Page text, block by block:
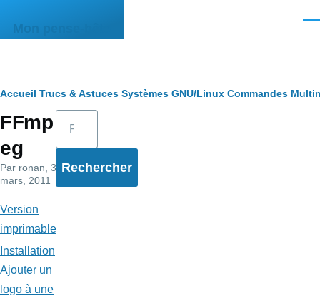
Mon pense-bête
Fil
d'Ariane
Accueil Trucs & Astuces Systèmes GNU/Linux Commandes
FFmp
eg
Par ronan , 31
mars, 2011
Version
imprimable
Installation
Ajouter un
logo à une